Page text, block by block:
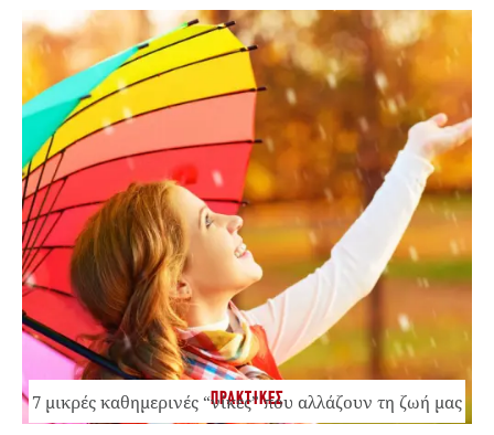
ΠΡΑΚΤΙΚΕΣ
7 μικρές καθημερινές “νίκες” που αλλάζουν τη ζωή μας